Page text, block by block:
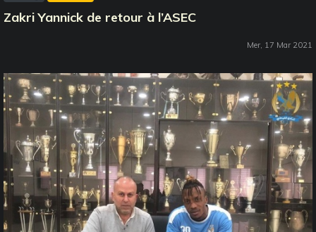
Zakri Yannick de retour à l’ASEC
Mer, 17 Mar 2021